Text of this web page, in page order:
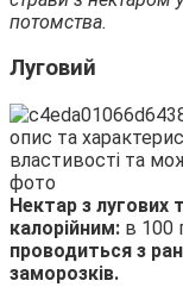
потомства.
Луговий
Нектар з лугових
калорійним: в 100
проводиться з
заморозків.